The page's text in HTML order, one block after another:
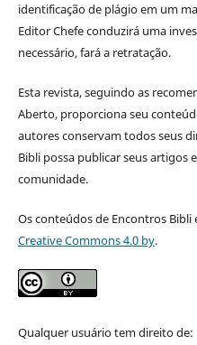
identificação de plágio em um
Editor Chefe conduzirá uma
necessário, fará a retratação.
Esta revista, seguindo as
Aberto, proporciona seu
autores conservam todos seus
Bibli possa publicar seus artigos
comunidade.
Os conteúdos de Encontros Bibli
Creative Commons 4.0 by.
Qualquer usuário tem direito de: